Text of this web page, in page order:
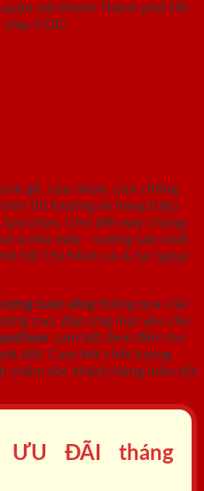
nội thành Thành phố Hồ
COD.
gỗ, cửa nhựa, cửa chống
thị trường và hàng triệu
chọn. Cho đến nay chúng
4 nhà máy - xưởng sản xuất
Hồ Chí Minh và & tại ngoại
cuộc sống thông qua việc
cao, đáp ứng mọi yêu cầu
cam kết đem đến cho
đối. Cam kết chất lượng
chăm sóc khách hàng luôn tốt
ƯU ĐÃI tháng